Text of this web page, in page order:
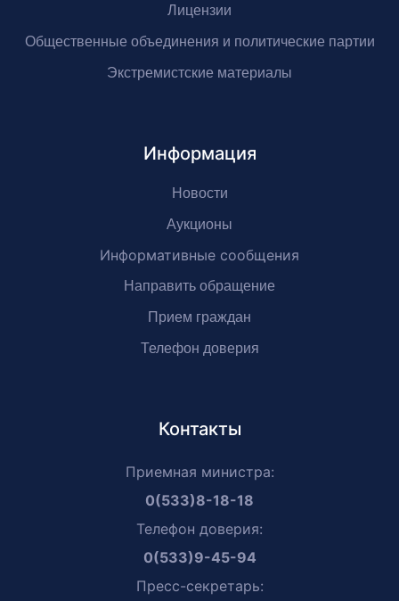
Лицензии
Общественные объединения и политические партии
Экстремистские материалы
Информация
Новости
Аукционы
Информативные сообщения
Направить обращение
Прием граждан
Телефон доверия
Контакты
Приемная министра:
0(533)8-18-18
Телефон доверия:
0(533)9-45-94
Пресс-секретарь: